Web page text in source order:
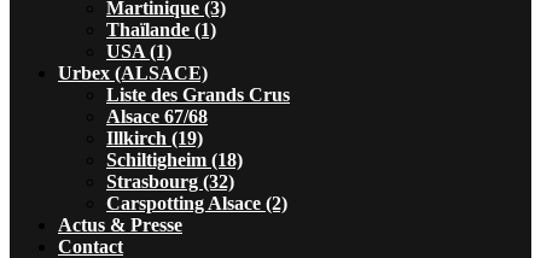
Martinique (3)
Thaïlande (1)
USA (1)
Urbex (ALSACE)
Liste des Grands Crus
Alsace 67/68
Illkirch (19)
Schiltigheim (18)
Strasbourg (32)
Carspotting Alsace (2)
Actus & Presse
Contact